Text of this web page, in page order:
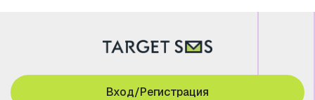
Вход/Регистрация